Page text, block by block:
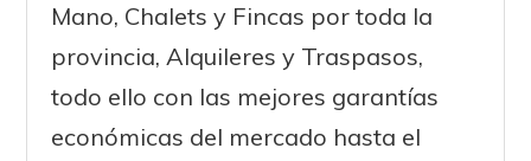
Mano, Chalets y Fincas por toda la
provincia, Alquileres y Traspasos,
todo ello con las mejores garantías
económicas del mercado hasta el